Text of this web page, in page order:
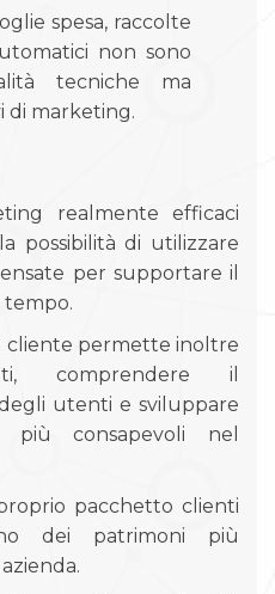
spesa, raccolte
non sono
tecniche ma
di marketing.
realmente efficaci
possibilità di utilizzare
per supportare il
tempo.
cliente permette inoltre
comprendere il
utenti e sviluppare
più consapevoli nel
pacchetto clienti
dei patrimoni più